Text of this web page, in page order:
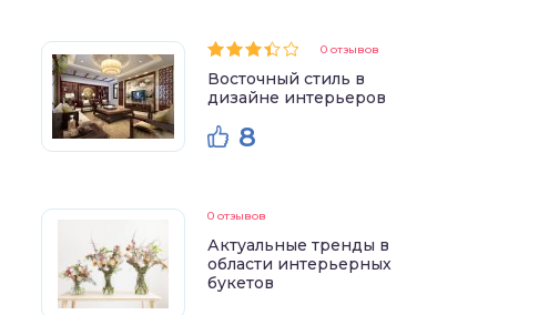
0 отзывов
Восточный стиль в
дизайне интерьеров
8
0 отзывов
Актуальные тренды в
области интерьерных
букетов